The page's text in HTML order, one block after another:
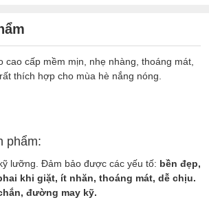
cao cấp mềm mịn, nhẹ nhàng, thoáng mát,
thích hợp cho mùa hè nắng nóng.
phẩm:
lưỡng. Đảm bảo được các yếu tố: bền đẹp,
khi giặt, ít nhăn, thoáng mát, dễ chịu.
đường may kỹ.